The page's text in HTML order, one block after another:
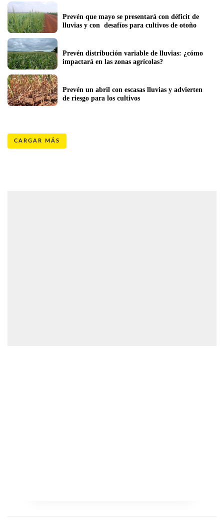
Prevén que mayo se presentará con déficit de
lluvias y con  desafíos para cultivos de otoño
Prevén distribución variable de lluvias: ¿cómo
impactará en las zonas agrícolas?
Prevén un abril con escasas lluvias y advierten
de riesgo para los cultivos
CARGAR MÁS